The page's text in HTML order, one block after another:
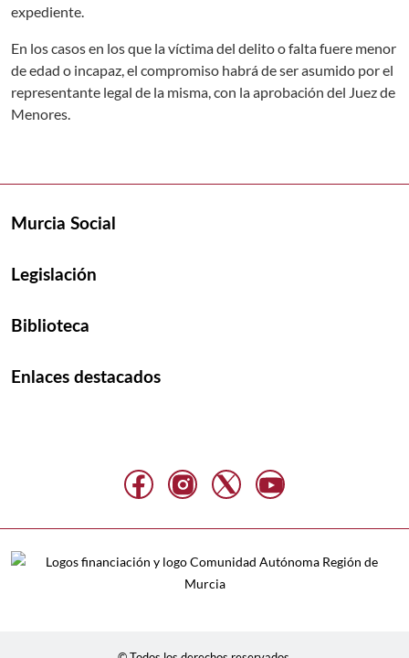
expediente.
En los casos en los que la víctima del delito o falta fuere menor
de edad o incapaz, el compromiso habrá de ser asumido por el
representante legal de la misma, con la aprobación del Juez de
Menores.
Murcia Social
Legislación
Biblioteca
Enlaces destacados